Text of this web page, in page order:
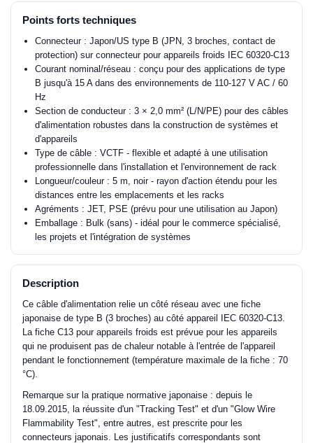
Points forts techniques
Connecteur : Japon/US type B (JPN, 3 broches, contact de
protection) sur connecteur pour appareils froids IEC 60320-C13
Courant nominal/réseau : conçu pour des applications de type
B jusqu'à 15 A dans des environnements de 110-127 V AC / 60
Hz
Section de conducteur : 3 × 2,0 mm² (L/N/PE) pour des câbles
d'alimentation robustes dans la construction de systèmes et
d'appareils
Type de câble : VCTF - flexible et adapté à une utilisation
professionnelle dans l'installation et l'environnement de rack
Longueur/couleur : 5 m, noir - rayon d'action étendu pour les
distances entre les emplacements et les racks
Agréments : JET, PSE (prévu pour une utilisation au Japon)
Emballage : Bulk (sans) - idéal pour le commerce spécialisé,
les projets et l'intégration de systèmes
Description
Ce câble d'alimentation relie un côté réseau avec une fiche
japonaise de type B (3 broches) au côté appareil IEC 60320-C13.
La fiche C13 pour appareils froids est prévue pour les appareils
qui ne produisent pas de chaleur notable à l'entrée de l'appareil
pendant le fonctionnement (température maximale de la fiche : 70
°C).
Remarque sur la pratique normative japonaise : depuis le
18.09.2015, la réussite d'un "Tracking Test" et d'un "Glow Wire
Flammability Test", entre autres, est prescrite pour les
connecteurs japonais. Les justificatifs correspondants sont